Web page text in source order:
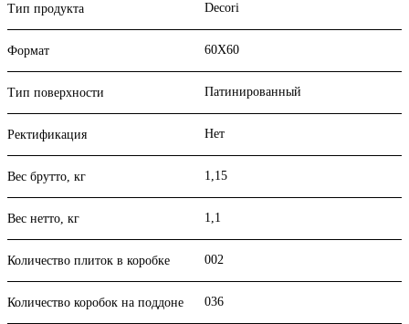
Тип продукта Decori
Формат 60X60
Тип поверхности Патинированный
Ректификация Нет
Вес брутто, кг 1,15
Вес нетто, кг 1,1
Количество плиток в коробке 002
Количество коробок на поддоне 036